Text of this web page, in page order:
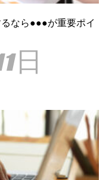
なら●●●が重要ポイ
日